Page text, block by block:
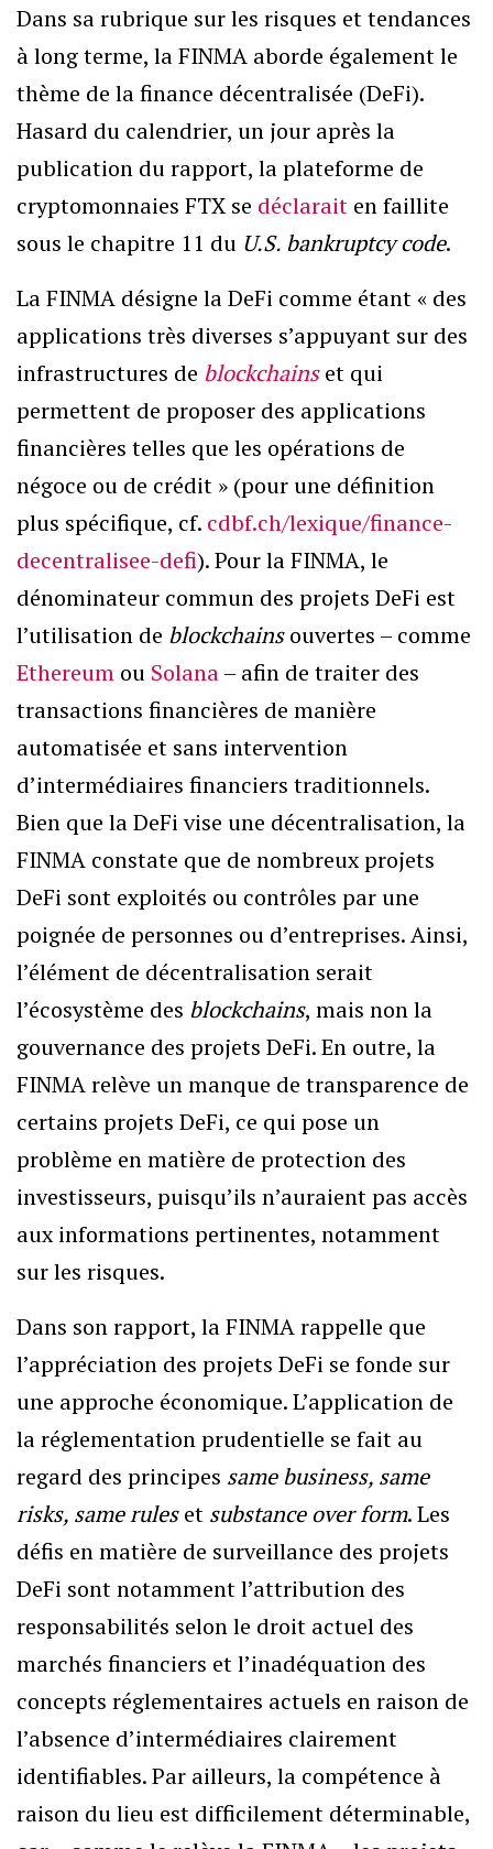
Dans sa rubrique sur les risques et tendances
à long terme, la FINMA aborde également le
thème de la finance décentralisée (DeFi).
Hasard du calendrier, un jour après la
publication du rapport, la plateforme de
cryptomonnaies FTX se déclarait en faillite
sous le chapitre 11 du U.S. bankruptcy code.
La FINMA désigne la DeFi comme étant « des
applications très diverses s’appuyant sur des
infrastructures de blockchainset qui
permettent de proposer des applications
financières telles que les opérations de
négoce ou de crédit » (pour une définition
plus spécifique, cf. cdbf.ch/lexique/finance-
decentralisee-defi). Pour la FINMA, le
dénominateur commun des projets DeFi est
l’utilisation de blockchainsouvertes – comme
Ethereum ou Solana– afin de traiter des
transactions financières de manière
automatisée et sans intervention
d’intermédiaires financiers traditionnels.
Bien que la DeFi vise une décentralisation, la
FINMA constate que de nombreux projets
DeFi sont exploités ou contrôles par une
poignée de personnes ou d’entreprises. Ainsi,
l’élément de décentralisation serait
l’écosystème des blockchains, mais non la
gouvernance des projets DeFi. En outre, la
FINMA relève un manque de transparence de
certains projets DeFi, ce qui pose un
problème en matière de protection des
investisseurs, puisqu’ils n’auraient pas accès
aux informations pertinentes, notamment
sur les risques.
Dans son rapport, la FINMA rappelle que
l’appréciation des projets DeFi se fonde sur
une approche économique. L’application de
la réglementation prudentielle se fait au
regard des principes same business, same
risks, same ruleset substance over form. Les
défis en matière de surveillance des projets
DeFi sont notamment l’attribution des
responsabilités selon le droit actuel des
marchés financiers et l’inadéquation des
concepts réglementaires actuels en raison de
l’absence d’intermédiaires clairement
identifiables. Par ailleurs, la compétence à
raison du lieu est difficilement déterminable,